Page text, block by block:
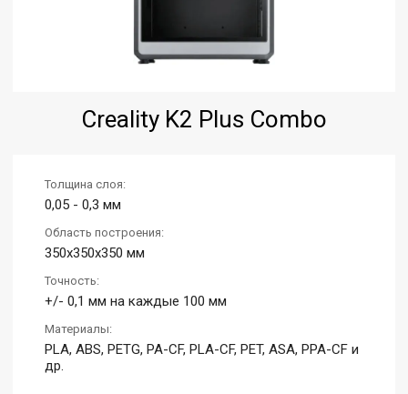
Creality K2 Plus Combo
Толщина слоя:
0,05 - 0,3 мм
Область построения:
350x350x350 мм
Точность:
+/- 0,1 мм на каждые 100 мм
Материалы:
PLA, ABS, PETG, PA-CF, PLA-CF, PET, ASA, PPA-CF и
др.